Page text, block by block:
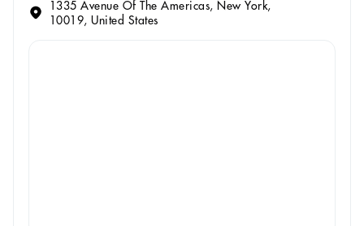
1335 Avenue Of The Americas, New York,
10019, United States